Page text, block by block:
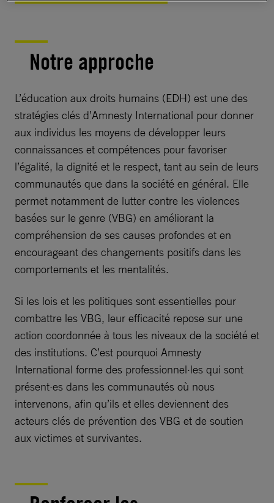
Notre approche
L’éducation aux droits humains (EDH) est une des
stratégies clés d’Amnesty International pour donner
aux individus les moyens de développer leurs
connaissances et compétences pour favoriser
l’égalité, la dignité et le respect, tant au sein de leurs
communautés que dans la société en général. Elle
permet notamment de lutter contre les violences
basées sur le genre (VBG) en améliorant la
compréhension de ses causes profondes et en
encourageant des changements positifs dans les
comportements et les mentalités.
Si les lois et les politiques sont essentielles pour
combattre les VBG, leur efficacité repose sur une
action coordonnée à tous les niveaux de la société et
des institutions. C’est pourquoi Amnesty
International forme des professionnel·les qui sont
présent·es dans les communautés où nous
intervenons, afin qu’ils et elles deviennent des
acteurs clés de prévention des VBG et de soutien
aux victimes et survivantes.